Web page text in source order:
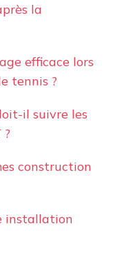
la
efficace lors
tennis ?
il suivre les
construction
installation